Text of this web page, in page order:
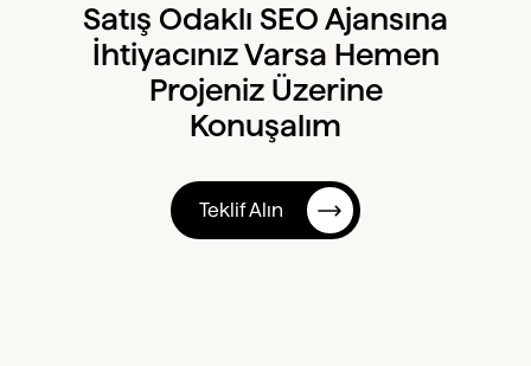
Satış Odaklı SEO Ajansına
İhtiyacınız Varsa Hemen
Projeniz Üzerine
Konuşalım
Teklif Alın